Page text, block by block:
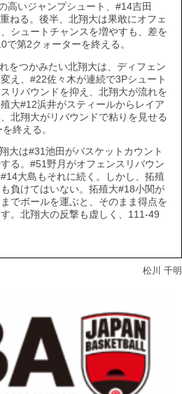
高いジャンプシュート、#14吉田
ねる。後半、北翔大は果敢にオフェ
シュートチャンスを増やすも、差を
第2クォーターを終える。
をつかみたい北翔大は、ディフェン
え、#22佐々木が連続で3Pシュート
リバウンドを抑え、北翔大が流れを
大#12浜井がスティールからレイア
北翔大がリバウンドで粘りを見せる
終える。
大は#31池田がバスケットカウント
る。#51野月がオフェンスリバウン
大島もそれに続く。しかし、拓殖
負けてはいない。拓殖大#18小関が
でボールを運ぶと、そのまま得点を
。北翔大の反撃も虚しく、111-49
松川 千明